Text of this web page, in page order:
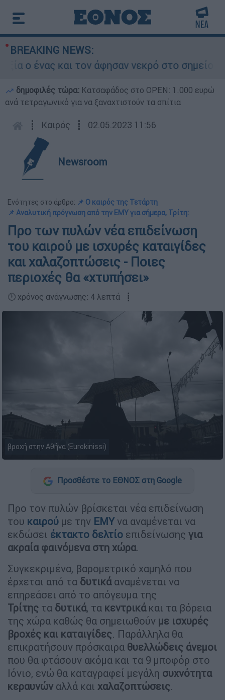
BREAKING NEWS:
και τον άφησαν νεκρό στο σημείο
δημοφιλές τώρα: Κατσαφάδος στο OPEN: 1.000 ευρώ
ανά τετραγωνικό για να ξαναχτιστούν τα σπίτια
┋ Καιρός ┋ 02.05.2023 11:56
Newsroom
Ενότητες στο άρθρο: 📌 Ο καιρός της Τετάρτη
📌 Αναλυτική πρόγνωση από την ΕΜΥ για σήμερα, Τρίτη:
Προ των πυλών νέα επιδείνωση
του καιρού με ισχυρές καταιγίδες
και χαλαζοπτώσεις - Ποιες
περιοχές θα «χτυπήσει»
🕛 χρόνος ανάγνωσης: 4 λεπτά ┋
βροχή στην Αθήνα (Eurokinissi)
Προσθέστε το ΕΘΝΟΣ στη Google
Προ τον πυλών βρίσκεται νέα επιδείνωση
του καιρού με την ΕΜΥ να αναμένεται να
εκδώσει έκτακτο δελτίο επιδείνωσης για
ακραία φαινόμενα στη χώρα.
Συγκεκριμένα, βαρομετρικό χαμηλό που
έρχεται από τα δυτικάαναμένεται να
επηρεάσει από το απόγευμα της
Τρίτης τα δυτικά, τα κεντρικάκαι τα βόρεια
της χώρα καθώς θα σημειωθούν με ισχυρές
βροχές και καταιγίδες. Παράλληλα θα
επικρατήσουν πρόσκαιρα θυελλώδεις άνεμοι
που θα φτάσουν ακόμα και τα 9 μποφόρ στο
Ιόνιο, ενώ θα καταγραφεί μεγάλη συχνότητα
κεραυνών αλλά και χαλαζοπτώσεις.